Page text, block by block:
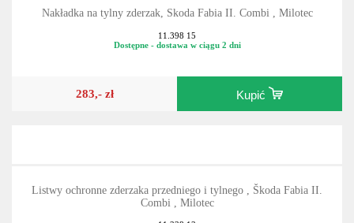
Nakładka na tylny zderzak, Skoda Fabia II. Combi , Milotec
11.398 15
Dostępne - dostawa w ciągu 2 dni
283,- zł Kupić
Listwy ochronne zderzaka przedniego i tylnego , Škoda Fabia II.
Combi , Milotec